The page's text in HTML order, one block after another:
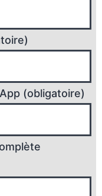
(obligatoire)